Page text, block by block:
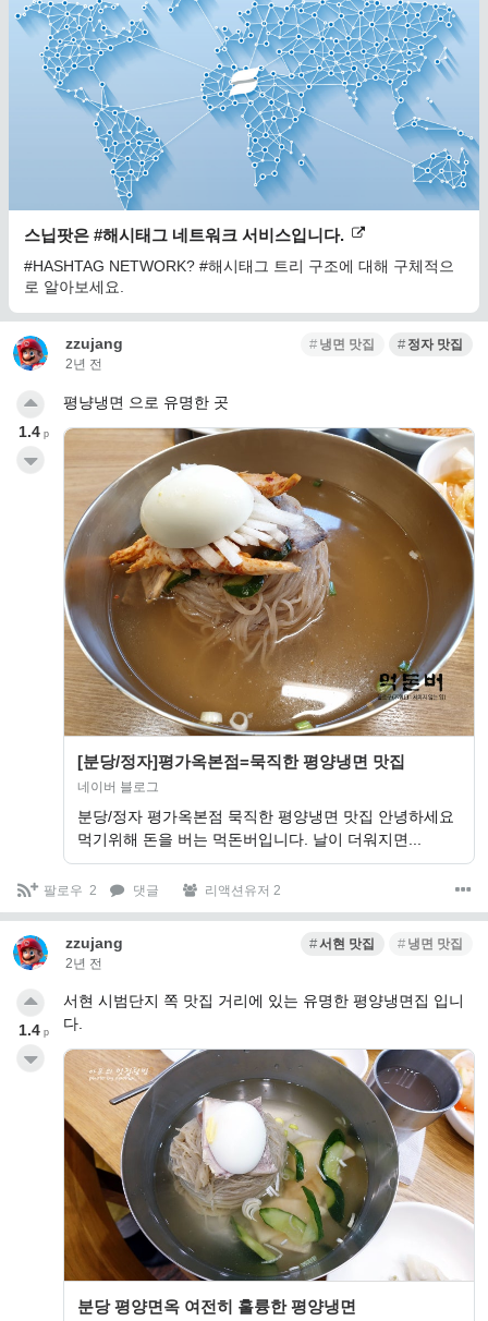
스닙팟은 #해시태그 네트워크 서비스입니다.
#HASHTAG NETWORK? #해시태그 트리 구조에 대해 구체적으
로 알아보세요.
zzujang
2년 전
냉면 맛집 정자 맛집
평냥냉면 으로 유명한 곳
[분당/정자]평가옥본점=묵직한 평양냉면 맛집
네이버 블로그
분당/정자 평가옥본점 묵직한 평양냉면 맛집 안녕하세요
먹기위해 돈을 버는 먹돈버입니다. 날이 더워지면...
1.4 p
팔로우 2 댓글 리액션유저 2
zzujang
2년 전
서현 맛집 냉면 맛집
서현 시범단지 쪽 맛집 거리에 있는 유명한 평양냉면집 입니
다.
분당 평양면옥 여전히 훌륭한 평양냉면
1.4 p